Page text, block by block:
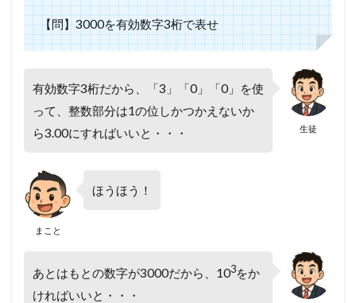
【問】3000を有効数字3桁で表せ
生徒
有効数字3桁だから、「3」「0」「0」を使
って、整数部分は1の位しかつかえないか
ら3.00にすればいいと・・・
まこと
ほうほう！
あとはもとの数字が3000だから、103をか
ければいいと・・・